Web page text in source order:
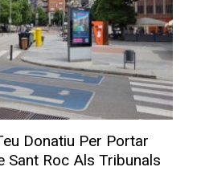
Donatiu Per Portar
Sant Roc Als Tribunals